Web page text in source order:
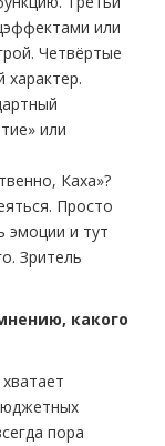
или
Четвёртые
характер.
или
Каха»?
Просто
эмоции и тут
Зритель
какого
пора